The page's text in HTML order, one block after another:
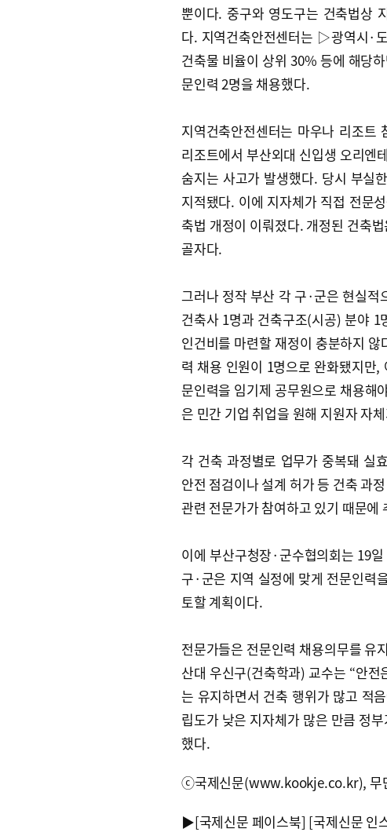
뿐이다. 중구와 영도구는 건축법상
다. 지역건축안전센터는 ▷광역시·
건축물 비율이 상위 30% 등에 해당
문인력 2명을 채용했다.
지역건축안전센터는 마우나 리조
리조트에서 부산외대 신입생 오리엔
숨지는 사고가 발생했다. 당시 부실
지적됐다. 이에 지자체가 직접 전문
축법 개정이 이뤄졌다. 개정된 건축
골자다.
그러나 정작 부산 각 구·군은 현실
건축사 1명과 건축구조(시공) 분야
인건비를 마련할 재정이 충분하지
력 채용 인원이 1명으로 완화됐지만
문인력을 임기제 공무원으로 채용해
은 민간 기업 취업을 원해 지원자 자
각 건축 과정별로 업무가 중복돼 실
안전 점검이나 설계 허가 등 건축 과
관련 전문가가 참여하고 있기 때문에
이에 부산구청장·군수협의회는 19
구·군은 지역 실정에 맞게 전문인력
토할 계획이다.
전문가들은 전문인력 채용의무를 유
산대 우신구(건축학과) 교수는 “안
는 유지하면서 건축 행위가 많고 적
립도가 낮은 지자체가 많은 만큼 정
했다.
ⓒ국제신문(www.kookje.co.kr), 무
▶[국제신문 페이스북] [국제신문 인